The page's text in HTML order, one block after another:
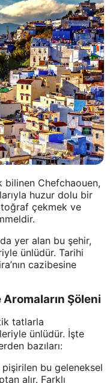
bilinen Chefchaouen,
huzur dolu bir
çekmek ve
yer alan bu şehir,
ünlüdür. Tarihi
cazibesine
Şöleni
tatlarla
ünlüdür. İşte
bazıları:
bu geleneksel
alır. Farklı